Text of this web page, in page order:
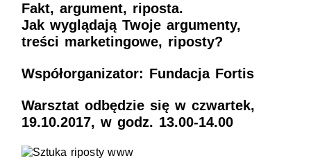
Fakt, argument, riposta.
Jak wyglądają Twoje argumenty,
treści marketingowe, riposty?
Współorganizator: Fundacja Fortis
Warsztat odbędzie się w czwartek,
19.10.2017, w godz. 13.00-14.00